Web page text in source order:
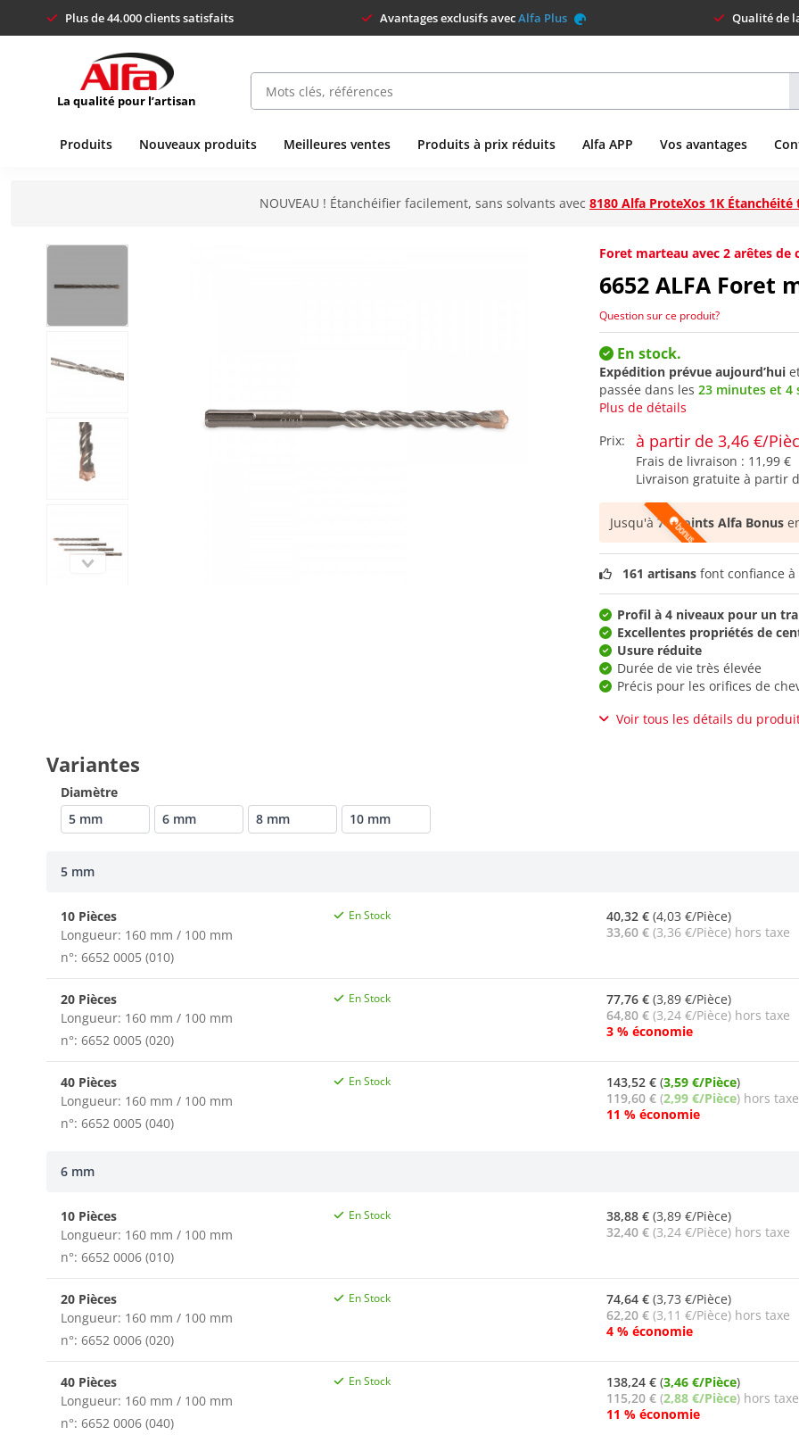
Plus de 44.000 clients satisfaits Avantages exclusifs avecAlfa Plus Qualité de
La qualité pour l’artisan
Produits Nouveaux produits Meilleures ventes Produits à prix réduits Alfa APP Vos avantages
NOUVEAU ! Étanchéifier facilement, sans solvants avec 8180 Alfa ProteXos 1K
Foret marteau avec 2 arêtes de
6652 ALFA Foret
Question sur ce produit?
En stock.
Expédition prévue aujourd’hui
passée dans les 23 minutes et 3
Plus de détails
Prix:
à partir de 3,46 €/
Frais de livraison : 11,99 €
Livraison gratuite à partir
Jusqu'à74 points Alfa Bonus
161 artisans font confiance
Profil à 4 niveaux pour un
Excellentes propriétés de
Usure réduite
Durée de vie très élevée
Précis pour les orifices de
Voir tous les détails du
Variantes
Diamètre
5 mm
6 mm 8 mm 10 mm
5 mm
10 Pièces
Longueur: 160 mm / 100 mm
n°: 6652 0005 (010)
En Stock 40,32 € (4,03 €/Pièce)
33,60 € (3,36 €/Pièce) hors taxe
20 Pièces
Longueur: 160 mm / 100 mm
n°: 6652 0005 (020)
En Stock 77,76 € (3,89 €/Pièce)
64,80 € (3,24 €/Pièce) hors taxe
3 % économie
40 Pièces
Longueur: 160 mm / 100 mm
n°: 6652 0005 (040)
En Stock 143,52 € (3,59 €/Pièce)
119,60 € (2,99 €/Pièce) hors taxe
11 % économie
6 mm
10 Pièces
Longueur: 160 mm / 100 mm
n°: 6652 0006 (010)
En Stock 38,88 € (3,89 €/Pièce)
32,40 € (3,24 €/Pièce) hors taxe
20 Pièces
Longueur: 160 mm / 100 mm
n°: 6652 0006 (020)
En Stock 74,64 € (3,73 €/Pièce)
62,20 € (3,11 €/Pièce) hors taxe
4 % économie
40 Pièces
Longueur: 160 mm / 100 mm
n°: 6652 0006 (040)
En Stock 138,24 € (3,46 €/Pièce)
115,20 € (2,88 €/Pièce) hors taxe
11 % économie